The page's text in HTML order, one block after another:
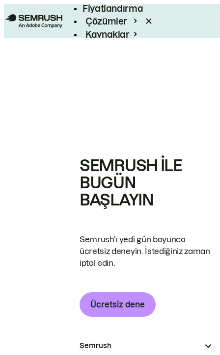
Fiyatlandırma
Çözümler
Kaynaklar
SEMRUSH ILE
BUGÜN
BAŞLAYIN
Semrush'ı yedi gün boyunca
ücretsiz deneyin. İstediğiniz zaman
iptal edin.
Ücretsiz dene
Semrush